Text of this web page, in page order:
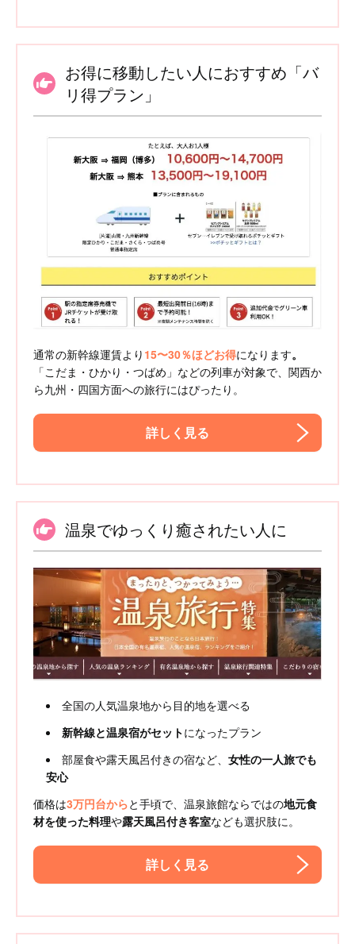
お得に移動したい人におすすめ「バ
リ得プラン」
通常の新幹線運賃より 15〜30％ほどお得になります。
「こだま・ひかり・つばめ」などの列車が対象で、関西か
ら九州・四国方面への旅行にはぴったり。
詳しく見る
温泉でゆっくり癒されたい人に
全国の人気温泉地から目的地を選べる
新幹線と温泉宿がセットになったプラン
部屋食や露天風呂付きの宿など、 女性の一人旅でも
安心
価格は3万円台からと手頃で、温泉旅館ならではの地元食
材を使った料理や露天風呂付き客室なども選択肢に。
詳しく見る